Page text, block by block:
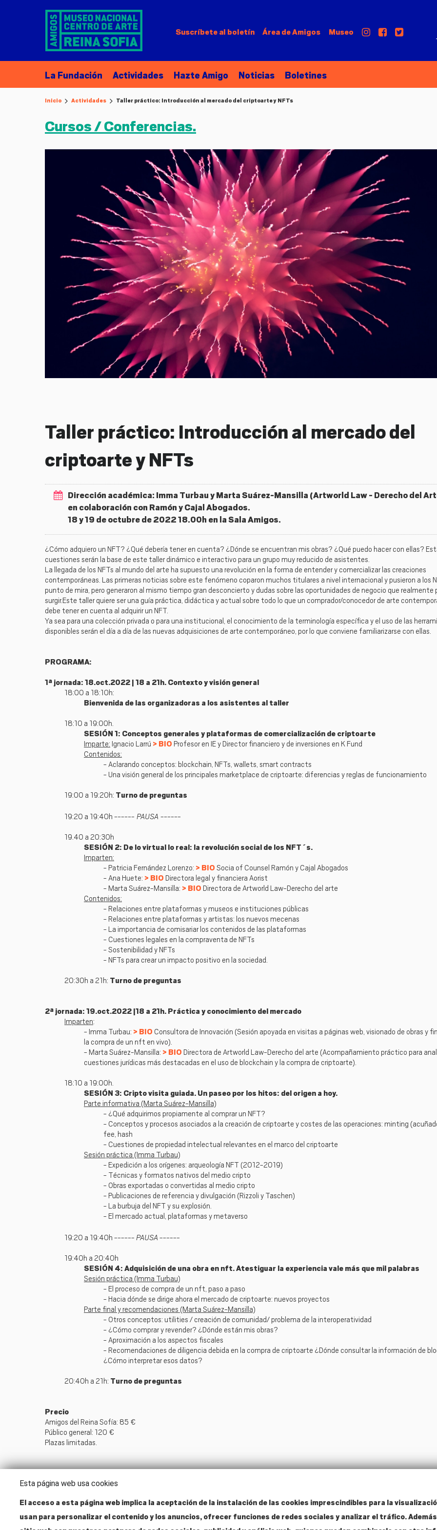
Suscríbete al boletín Área deAmigos Museo
La Fundación Actividades Hazte Amigo Noticias Boletines
Inicio Actividades Taller práctico: Introducción al mercado del criptoarte y NFTs
Cursos / Conferencias.
Taller práctico: Introducción al mercado del
criptoarte y NFTs
Dirección académica: Imma Turbau y Marta Suárez-Mansilla (Artworld Law - Derecho del
en colaboración con Ramón y Cajal Abogados.
18 y 19 de octubre de 2022 18.00h en la Sala Amigos.
¿Cómo adquiero un NFT? ¿Qué debería tener en cuenta? ¿Dónde se encuentran mis obras? ¿Qué puedo hacer con ellas?
cuestiones serán la base de este taller dinámico e interactivo para un grupo muy reducido de asistentes.
La llegada de los NFTs al mundo del arte ha supuesto una revolución en la forma de entender y comercializar las creaciones
contemporáneas. Las primeras noticias sobre este fenómeno coparon muchos titulares a nivel internacional y pusieron a los
punto de mira, pero generaron al mismo tiempo gran desconcierto y dudas sobre las oportunidades de negocio que realmente
surgir.Este taller quiere ser una guía práctica, didáctica y actual sobre todo lo que un comprador/conocedor de arte
debe tener en cuenta al adquirir un NFT.
Ya sea para una colección privada o para una institucional, el conocimiento de la terminología específica y el uso de las
disponibles serán el día a día de las nuevas adquisiciones de arte contemporáneo, por lo que conviene familiarizarse con ellas.
PROGRAMA:
1ª jornada: 18.oct.2022 | 18 a 21h. Contexto y visión general
18:00 a 18:10h:
Bienvenida de las organizadoras a los asistentes al taller
18:10 a 19:00h.
SESIÓN 1: Conceptos generales y plataformas de comercialización de criptoarte
Imparte: Ignacio Larrú BIO Profesor en IE y Director financiero y de inversiones en K Fund
Contenidos:
- Aclarando conceptos: blockchain, NFTs, wallets, smart contracts
- Una visión general de los principales marketplace de criptoarte: diferencias y reglas de funcionamiento
19:00 a 19:20h: Turno de preguntas
19:20 a 19:40h ------ PAUSA ------
19.40 a 20:30h
SESIÓN 2: De lo virtual lo real: la revolución social de los NFT´s.
Imparten:
- Patricia Fernández Lorenzo:
BIO Socia of Counsel Ramón y Cajal Abogados
- Ana Huete:
BIO Directora legal y financiera Aorist
- Marta Suárez-Mansilla:
BIO Directora de Artworld Law-Derecho del arte
Contenidos:
- Relaciones entre plataformas y museos e instituciones públicas
- Relaciones entre plataformas y artistas: los nuevos mecenas
- La importancia de comisariar los contenidos de las plataformas
- Cuestiones legales en la compraventa de NFTs
- Sostenibilidad y NFTs
- NFTs para crear un impacto positivo en la sociedad.
20:30h a 21h: Turno de preguntas
2ª jornada: 19.oct.2022 |18 a 21h. Práctica y conocimiento del mercado
Imparten:
- Imma Turbau:
BIO Consultora de Innovación (Sesión apoyada en visitas a páginas web, visionado de obras y
la compra de un nft en vivo).
- Marta Suárez-Mansilla:
BIO Directora de Artworld Law-Derecho del arte (Acompañamiento práctico para
cuestiones jurídicas más destacadas en el uso de blockchain y la compra de criptoarte).
18:10 a 19:00h.
SESIÓN 3: Cripto visita guiada. Un paseo por los hitos: del origen a hoy.
Parte informativa (Marta Suárez-Mansilla)
- ¿Qué adquirimos propiamente al comprar un NFT?
- Conceptos y procesos asociados a la creación de criptoarte y costes de las operaciones: minting
fee, hash
- Cuestiones de propiedad intelectual relevantes en el marco del criptoarte
Sesión práctica (Imma Turbau)
- Expedición a los orígenes: arqueología NFT (2012-2019)
- Técnicas y formatos nativos del medio cripto
- Obras exportadas o convertidas al medio cripto
- Publicaciones de referencia y divulgación (Rizzoli y Taschen)
- La burbuja del NFT y su explosión.
- El mercado actual, plataformas y metaverso
19:20 a 19:40h ------ PAUSA ------
19:40h a 20:40h
SESIÓN 4: Adquisición de una obra en nft. Atestiguar la experiencia vale más que mil palabras
Sesión práctica (Imma Turbau)
- El proceso de compra de un nft, paso a paso
- Hacia dónde se dirige ahora el mercado de criptoarte: nuevos proyectos
Parte final y recomendaciones (Marta Suárez-Mansilla)
- Otros conceptos: utilities / creación de comunidad/ problema de la interoperatividad
- ¿Cómo comprar y revender? ¿Dónde están mis obras?
- Aproximación a los aspectos fiscales
- Recomendaciones de diligencia debida en la compra de criptoarte ¿Dónde consultar la información de
¿Cómo interpretar esos datos?
20:40h a 21h: Turno de preguntas
Precio
Amigos del Reina Sofía: 85 €
Público general: 120 €
Plazas limitadas.
Dirección
Contacto
Esta página web usa cookies
El acceso a esta página web implica la aceptación de la instalación de las cookies imprescindibles para la
usan para personalizar el contenido y los anuncios, ofrecer funciones de redes sociales y analizar el tráfico.